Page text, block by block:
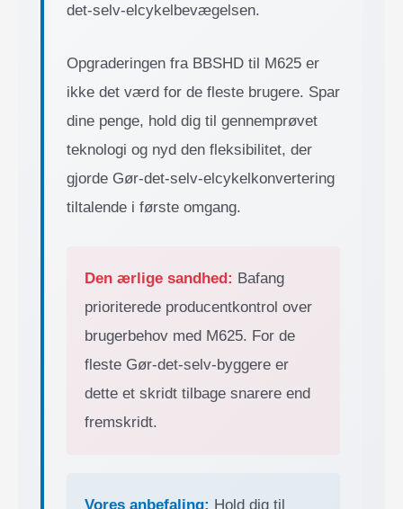
det-selv-elcykelbevægelsen.
Opgraderingen fra BBSHD til M625 er
ikke det værd for de fleste brugere. Spar
dine penge, hold dig til gennemprøvet
teknologi og nyd den fleksibilitet, der
gjorde Gør-det-selv-elcykelkonvertering
tiltalende i første omgang.
Den ærlige sandhed: Bafang
prioriterede producentkontrol over
brugerbehov med M625. For de
fleste Gør-det-selv-byggere er
dette et skridt tilbage snarere end
fremskridt.
Vores anbefaling: Hold dig til